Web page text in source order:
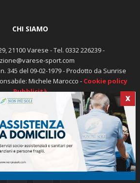
X
CHI SIAMO
21100 Varese - Tel. 0332 226239 -
sport.com
345 del 09-02-1979 - Prodotto da Sunrise
Michele Marocco - Cookie policy
Pubblicità
redazione@varese-sport.com
SEGUICI